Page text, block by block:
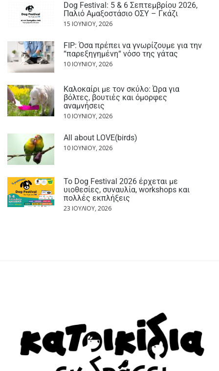
Dog Festival: 5 & 6 Σεπτεμβρίου 2026,
Παλιό Αμαξοστάσιο ΟΣΥ – Γκάζι
15 ΙΟΥΝΊΟΥ, 2026
FIP: Όσα πρέπει να γνωρίζουμε για την
“παρεξηγημένη“ νόσο της γάτας
10 ΙΟΥΝΊΟΥ, 2026
Καλοκαίρι με τον σκύλο: Ώρα για
βόλτες, βουτιές και όμορφες
αναμνήσεις
10 ΙΟΥΝΊΟΥ, 2026
All about LOVE(birds)
10 ΙΟΥΝΊΟΥ, 2026
Το Dog Festival 2026 έρχεται με
υιοθεσίες, συναυλία, workshops και
πολλές εκπλήξεις
23 ΙΟΥΛΊΟΥ, 2026